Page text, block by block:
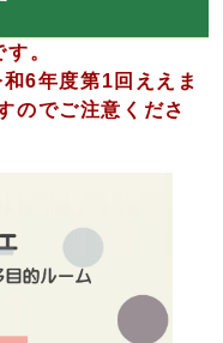
。
6年度第1回ええま
のでご注意くださ